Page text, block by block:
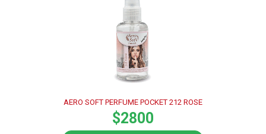
AERO SOFT PERFUME POCKET 212 ROSE
$2800